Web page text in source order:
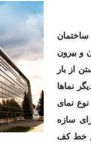
و بیرون
از بار
نماها
نمای
سازه
خط کف